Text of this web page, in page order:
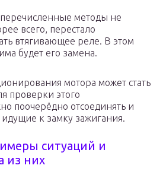
методы не
всего, перестало
втягивающее реле. В этом
будет его замена.
мотора может стать
проверки этого
поочерёдно отсоединять и
к замку зажигания.
ситуаций и
из них